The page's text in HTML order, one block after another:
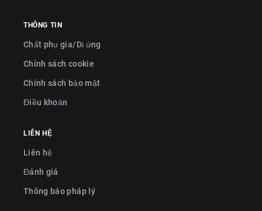
THÔNG TIN
Chất phụ gia/Dị ứng
Chính sách cookie
Chính sách bảo mật
Điều khoản
LIÊN HỆ
Liên hệ
Đánh giá
Thông báo pháp lý